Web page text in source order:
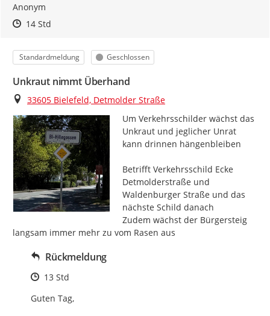
Anonym
Zeitpunkt des Erstellens
Zeitpunkt des Erstellens
14 StdZur Äußerung
Kategorie
Standardmeldung Status
Geschlossen
Unkraut nimmt Überhand
Ort
33605 Bielefeld, Detmolder Straße
Um Verkehrsschilder wächst das
Unkraut und jeglicher Unrat
kann drinnen hängenbleiben
Betrifft Verkehrsschild Ecke
Detmolderstraße und
Waldenburger Straße und das
nächste Schild danach
Zudem wächst der Bürgersteig
langsam immer mehr zu vom Rasen aus
Rückmeldung
Zeitpunkt des Erstellens
13 Std
Guten Tag,